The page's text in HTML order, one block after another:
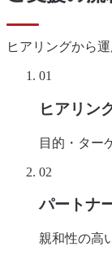
ヒアリングから
01
ヒアリン
目的・ター
02
パートナ
親和性の高